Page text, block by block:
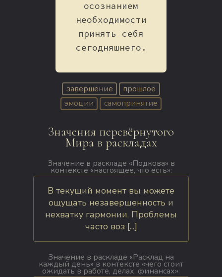
осознанием
необходимости
принять себя
сегодняшнего.
завершение
прошлое
эмоции
самопринятие
Значения перевёрнутого
Мира в раскладах
Значение в раскладе «Подкова» в
контексте «настоящее, что есть»:
В текущий момент вы можете
ощущать незавершенность и
нехватку гармонии. Проблемы
часто воз [...]
Значение в раскладе «Расклад на
каждый день» в контексте «чего стоит
ожидать в работе, делах, финансах»: